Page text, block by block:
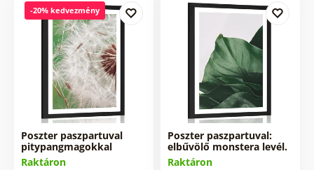
-20% kedvezmény
Poszter paszpartuval
pitypangmagokkal
Raktáron
Poszter paszpartuval:
elbűvölő monstera levél.
Raktáron